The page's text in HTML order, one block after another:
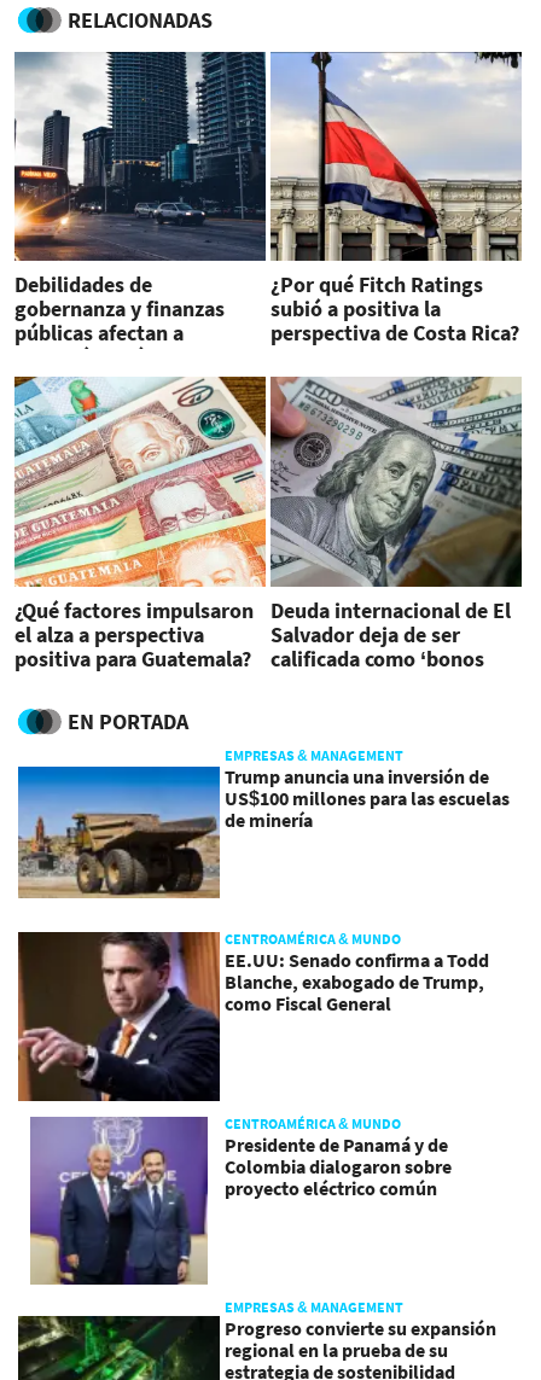
RELACIONADAS
Debilidades de
gobernanza y finanzas
públicas afectan a
Panamá, según Fitch
¿Por qué Fitch Ratings
subió a positiva la
perspectiva de Costa Rica?
¿Qué factores impulsaron
el alza a perspectiva
positiva para Guatemala?
Deuda internacional de El
Salvador deja de ser
calificada como ‘bonos
EN PORTADA
EMPRESAS & MANAGEMENT
Trump anuncia una inversión de
US$100 millones para las escuelas
de minería
CENTROAMÉRICA & MUNDO
EE.UU: Senado confirma a Todd
Blanche, exabogado de Trump,
como Fiscal General
CENTROAMÉRICA & MUNDO
Presidente de Panamá y de
Colombia dialogaron sobre
proyecto eléctrico común
EMPRESAS & MANAGEMENT
Progreso convierte su expansión
regional en la prueba de su
estrategia de sostenibilidad